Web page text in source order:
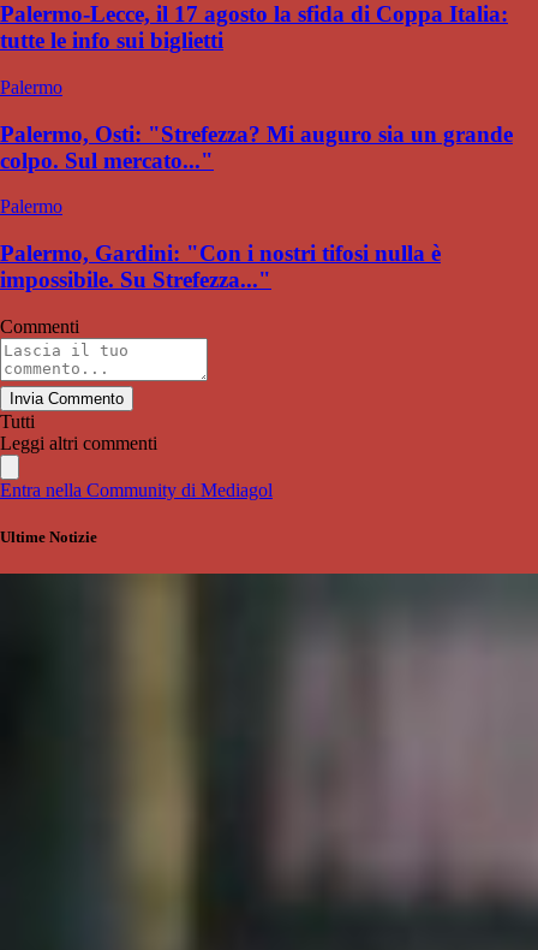
Palermo-Lecce, il 17 agosto la sfida di Coppa Italia:
tutte le info sui biglietti
Palermo
Palermo, Osti: "Strefezza? Mi auguro sia un grande
colpo. Sul mercato..."
Palermo
Palermo, Gardini: "Con i nostri tifosi nulla è
impossibile. Su Strefezza..."
Commenti
Invia Commento
Tutti
Leggi altri commenti
Entra nella Community di Mediagol
Ultime Notizie